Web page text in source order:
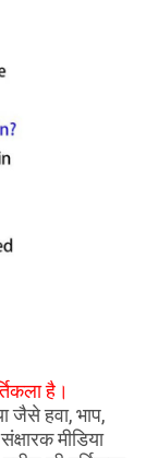
है।
जैसे हवा, भाप,
मीडिया